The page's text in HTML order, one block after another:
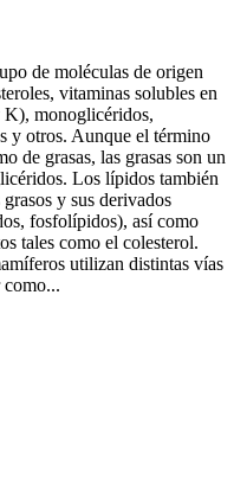
de moléculas de origen
vitaminas solubles en
K), monoglicéridos,
y otros. Aunque el término
de grasas, las grasas son un
Los lípidos también
y sus derivados
fosfolípidos), así como
tales como el colesterol.
utilizan distintas vías
como...